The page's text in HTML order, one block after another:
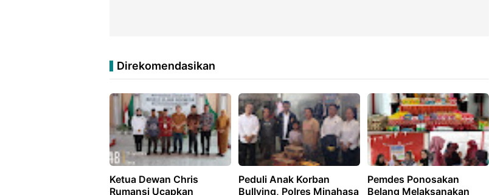
Direkomendasikan
Ketua Dewan Chris
Rumansi Ucapkan
‎Peduli Anak Korban
Bullying, Polres Minahasa
Pemdes Ponosakan
Belang Melaksanakan